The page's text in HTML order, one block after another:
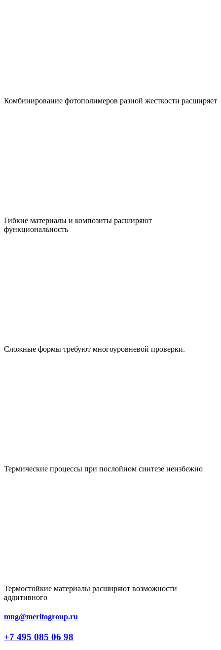
Комбинирование фотополимеров разной жесткости расширяет
Гибкие материалы и композиты расширяют
функциональность
Сложные формы требуют многоуровневой проверки.
Термические процессы при послойном синтезе неизбежно
Термостойкие материалы расширяют возможности
аддитивного
mng@meritogroup.ru
+7 495 085 06 98